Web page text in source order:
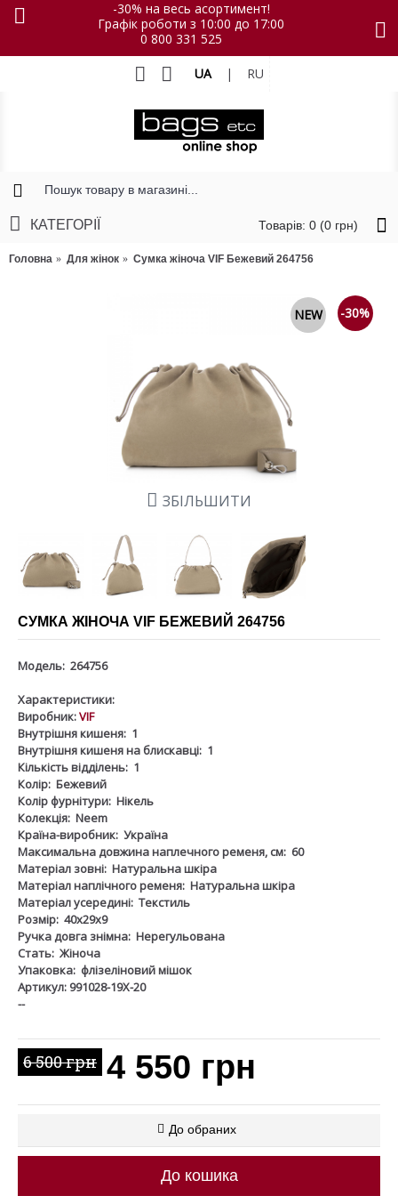
-30% на весь асортимент!
Графік роботи з 10:00 до 17:00
0 800 331 525
UA | RU
Товарів: 0 (0 грн)
КАТЕГОРІЇ
Головна Для жінок Сумка жіноча VIF Бежевий 264756
-30%
NEW
ЗБІЛЬШИТИ
СУМКА ЖІНОЧА VIF БЕЖЕВИЙ 264756
Модель: 264756
Характеристики:
Виробник:VIF
Внутрішня кишеня: 1
Внутрішня кишеня на блискавці: 1
Кількість відділень: 1
Колір: Бежевий
Колір фурнітури: Нікель
Колекція: Neem
Країна-виробник: Україна
Максимальна довжина наплечного ременя, см: 60
Матеріал зовні: Натуральна шкіра
Матеріал наплічного ременя: Натуральна шкіра
Матеріал усередині: Текстиль
Розмір: 40х29х9
Ручка довга знімна: Нерегульована
Стать: Жіноча
Упаковка: флізеліновий мішок
Артикул: 991028-19Х-20
--
6 500 грн 4 550 грн
До обраних
До кошика